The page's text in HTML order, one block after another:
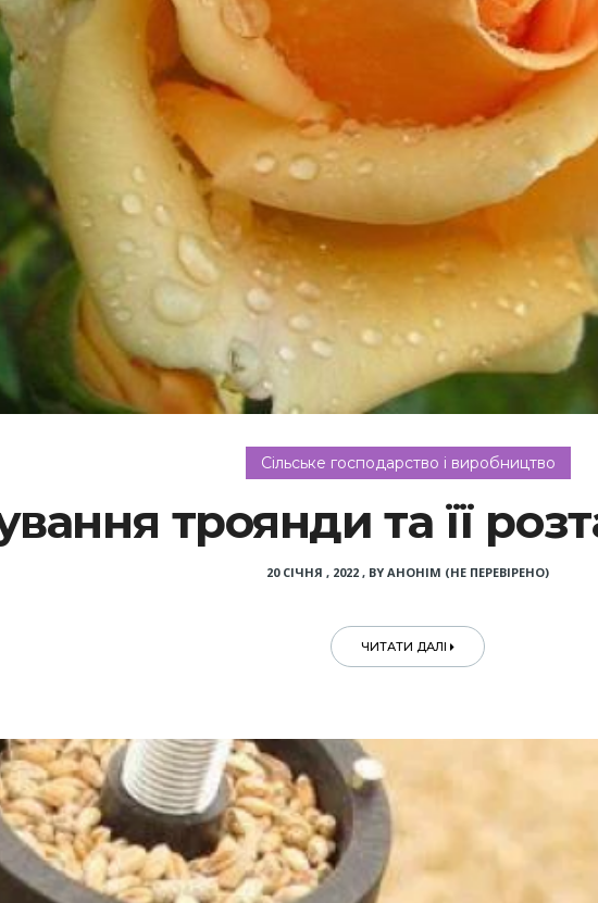
Сільське господарство і виробництво
троянди та її
20 СІЧНЯ , 2022 , BY АНОНІМ (НЕ ПЕРЕВІРЕНО)
ЧИТАТИ ДАЛІ